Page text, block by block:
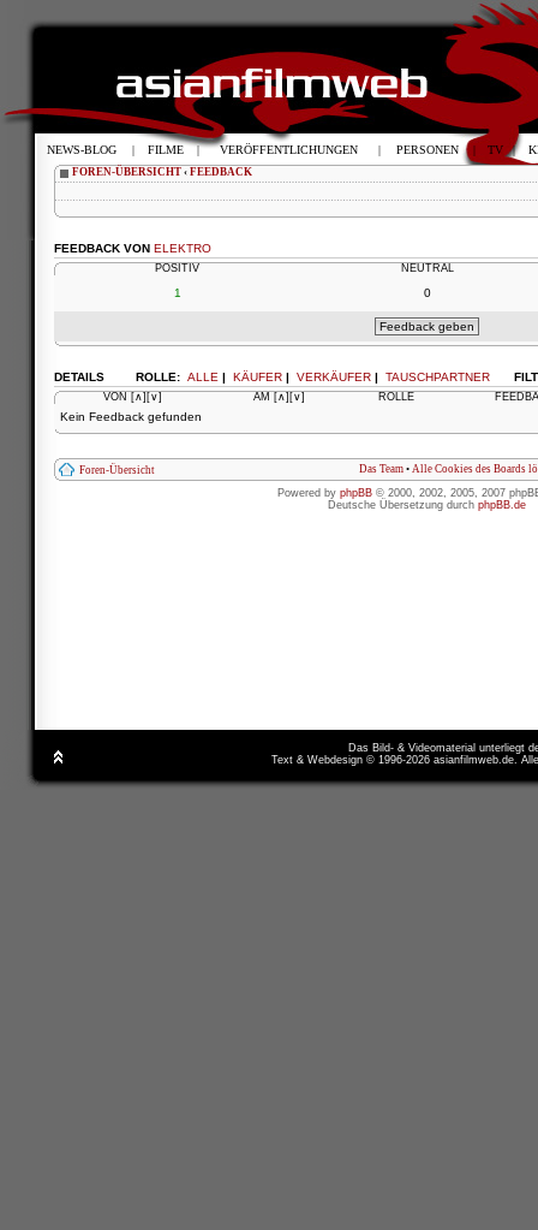
FOREN-ÜBERSICHT ‹ FEEDBACK
FEEDBACK VON ELEKTRO
POSITIV NEUTRAL
1 0
ROLLE: ALLE | KÄUFER | VERKÄUFER | TAUSCHPARTNER
DETAILS
VON [∧] [∨] AM [∧] [∨] ROLLE
Kein Feedback gefunden
Foren-Übersicht Das Team • Alle Cookies des Boards
Powered by phpBB © 2000, 2002, 2005, 2007
Deutsche Übersetzung durch phpBB.de
Das Bild- & Videomaterial unterliegt
Text & Webdesign © 1996-2026 asianfilmweb.de.
NEWS-BLOG | FILME | VERÖFFENTLICHUNGEN | PERSONEN | TV |